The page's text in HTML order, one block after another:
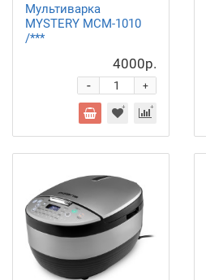
Мультиварка
MYSTERY MCM-1010
/***
4000р.
+
-